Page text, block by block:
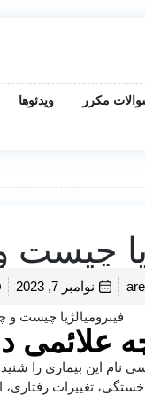
مکرر ویدئوها
چیست
نوامبر 7, 2023
علائمی
این بیماری را
خستگی، تغییرات